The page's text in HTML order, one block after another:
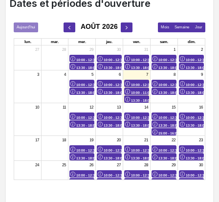
Dates et périodes d'ouverture